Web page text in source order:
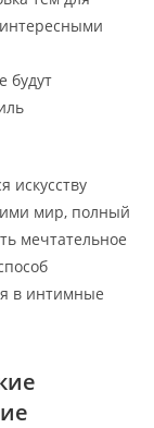
будут
искусству
мир, полный
мечтательное
в интимные